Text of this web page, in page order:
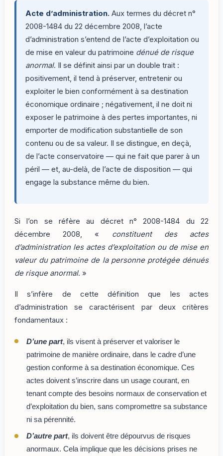
Acte d’administration. Aux termes du décret n°
2008-1484 du 22 décembre 2008, l’acte
d’administration s’entend de l’acte d’exploitation ou
de mise en valeur du patrimoine dénué de risque
anormal. Il se définit ainsi par un double trait :
positivement, il tend à préserver, entretenir ou
exploiter le bien conformément à sa destination
économique ordinaire ; négativement, il ne doit ni
exposer le patrimoine à des pertes importantes, ni
emporter de modification substantielle de son
contenu ou de sa valeur. Il se distingue, en deçà,
de l’acte conservatoire — qui ne fait que parer à un
péril — et, au-delà, de l’acte de disposition — qui
engage la substance même du bien.
Si l’on se réfère au décret n° 2008-1484 du 22
décembre 2008, « constituent des actes
d’administration les actes d’exploitation ou de mise en
valeur du patrimoine de la personne protégée dénués
de risque anormal. »
Il s’infère de cette définition que les actes
d’administration se caractérisent par deux critères
fondamentaux :
D’une part, ils visent à préserver et valoriser le
patrimoine de manière ordinaire, dans le cadre d’une
gestion conforme à sa destination économique. Ces
actes doivent s’inscrire dans un usage courant, en
tenant compte des besoins normaux de conservation et
d’exploitation du bien, sans compromettre sa substance
ni sa pérennité.
D’autre part, ils doivent être dépourvus de risques
anormaux. Cela implique que les décisions prises ne